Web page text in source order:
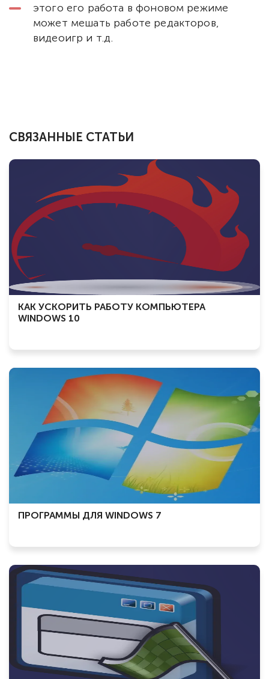
этого его работа в фоновом режиме
может мешать работе редакторов,
видеоигр и т.д.
СВЯЗАННЫЕ СТАТЬИ
КАК УСКОРИТЬ РАБОТУ КОМПЬЮТЕРА
WINDOWS 10
ПРОГРАММЫ ДЛЯ WINDOWS 7